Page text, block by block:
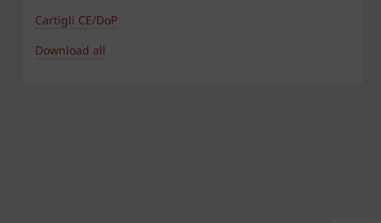
Cartigli CE/DoP
Download all